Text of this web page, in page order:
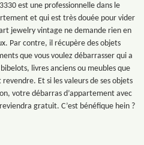
est une professionnelle dans le
et qui est très douée pour vider
jewelry vintage ne demande rien en
Par contre, il récupère des objets
que vous voulez débarrasser qui a
livres anciens ou meubles que
Et si les valeurs de ses objets
votre débarras d’appartement avec
gratuit. C’est bénéfique hein ?